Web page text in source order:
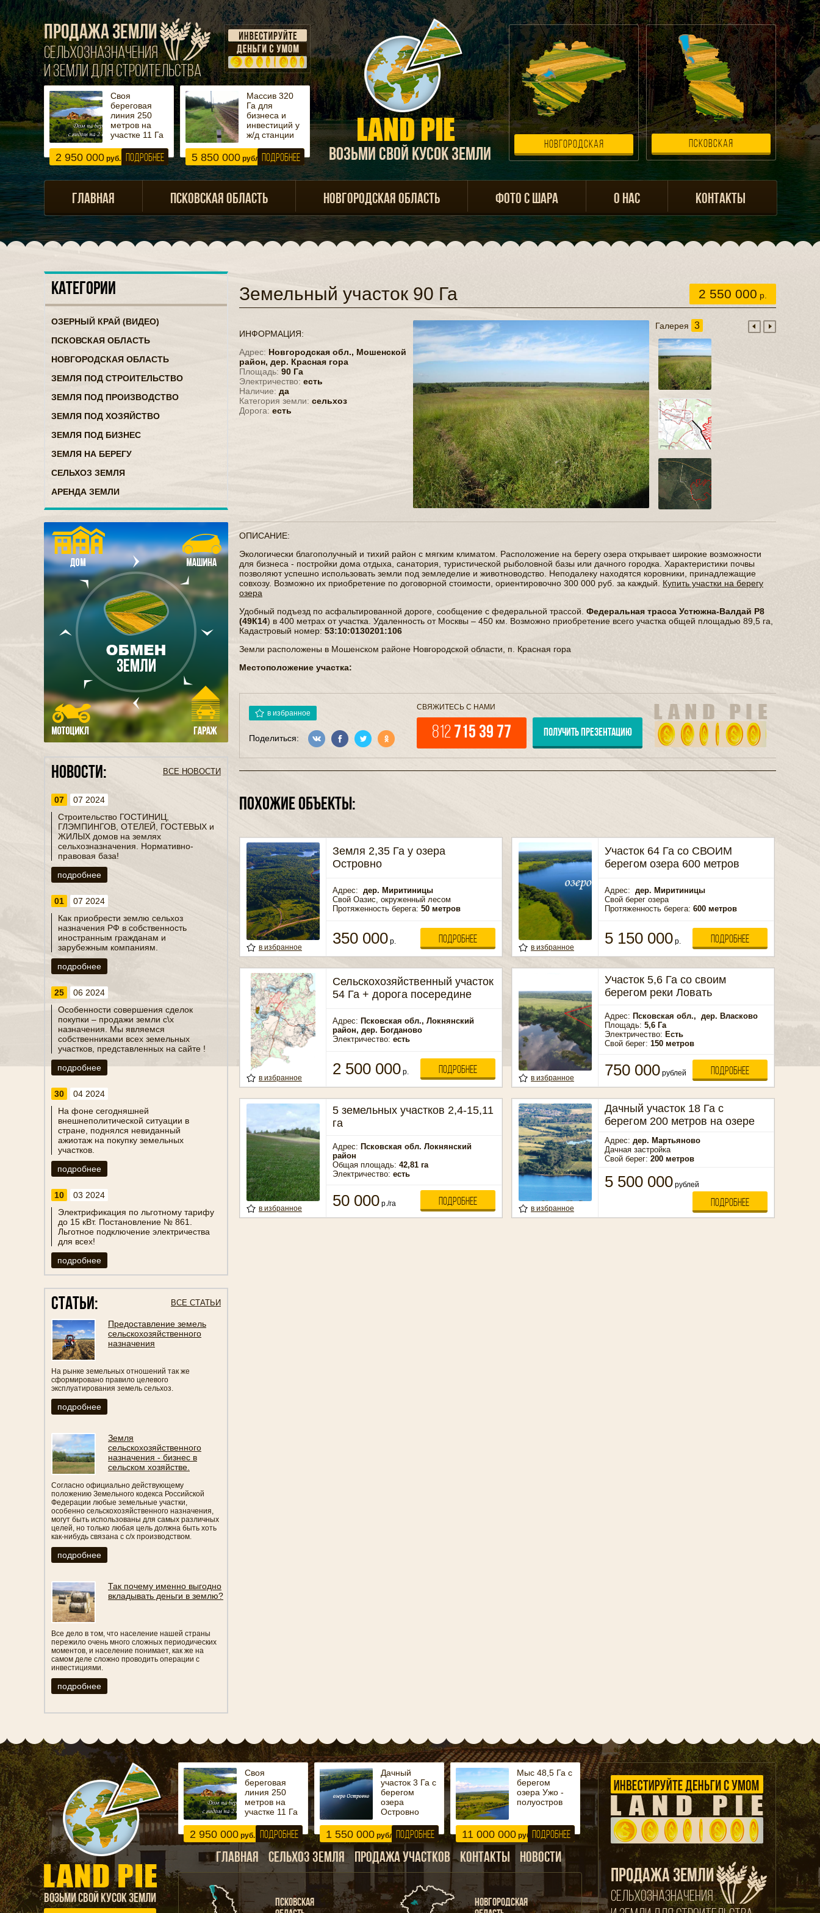
ПРОДАЖА ЗЕМЛИ
СЕЛЬХОЗНАЗНАЧЕНИЯ
И ЗЕМЛИ ДЛЯ СТРОИТЕЛЬСТВА
Своя
береговая
линия 250
метров на
участке 11 Га
2 950 000 руб. ПОДРОБНЕЕ
Массив 320
Га для
бизнеса и
инвестиций у
ж/д станции
5 850 000 рублейПОДРОБНЕЕ ВОЗЬМИ СВОЙ КУСОК ЗЕМЛИ
НОВГОРОДСКАЯ ПСКОВСКАЯ
ГЛАВНАЯ ПСКОВСКАЯ ОБЛАСТЬ НОВГОРОДСКАЯ ОБЛАСТЬ ФОТО С ШАРА О НАС КОНТАКТЫ
КАТЕГОРИИ
ОЗЕРНЫЙ КРАЙ (ВИДЕО)
ПСКОВСКАЯ ОБЛАСТЬ
НОВГОРОДСКАЯ ОБЛАСТЬ
ЗЕМЛЯ ПОД СТРОИТЕЛЬСТВО
ЗЕМЛЯ ПОД ПРОИЗВОДСТВО
ЗЕМЛЯ ПОД ХОЗЯЙСТВО
ЗЕМЛЯ ПОД БИЗНЕС
ЗЕМЛЯ НА БЕРЕГУ
СЕЛЬХОЗ ЗЕМЛЯ
АРЕНДА ЗЕМЛИ
Новости:
07
07 2024
Строительство ГОСТИНИЦ,
ГЛЭМПИНГОВ, ОТЕЛЕЙ, ГОСТЕВЫХ и
ЖИЛЫХ домов на землях
сельхозназначения. Нормативно-
правовая база!
подробнее
01
07 2024
Как приобрести землю сельхоз
назначения РФ в собственность
иностранным гражданам и
зарубежным компаниям.
подробнее
25
06 2024
Особенности совершения сделок
покупки – продажи земли с\х
назначения. Мы являемся
собственниками всех земельных
участков, представленных на сайте !
подробнее
30
04 2024
На фоне сегодняшней
внешнеполитической ситуации в
стране, поднялся невиданный
ажиотаж на покупку земельных
участков.
подробнее
10
03 2024
Электрификация по льготному тарифу
до 15 кВт. Постановление № 861.
Льготное подключение электричества
для всех!
подробнее
ВСЕ НОВОСТИ
Статьи:
Предоставление земель
сельскохозяйственного
назначения
На рынке земельных отношений так же
сформировано правило целевого
эксплуатирования земель сельхоз.
подробнее
Земля
сельскохозяйственного
назначения - бизнес в
сельском хозяйстве.
Согласно официально действующему
положению Земельного кодекса Российской
Федерации любые земельные участки,
особенно сельскохозяйственного назначения,
могут быть использованы для самых различных
целей, но только любая цель должна быть хоть
как-нибудь связана с с/х производством.
подробнее
Так почему именно выгодно
вкладывать деньги в землю?
Все дело в том, что население нашей страны
пережило очень много сложных периодических
моментов, и население понимает, как же на
самом деле сложно проводить операции с
инвестициями.
подробнее
ВСЕ СТАТЬИ
Земельный участок 90 Га 2 550 000 р.
ИНФОРМАЦИЯ:
Адрес: Новгородская обл., Мошенской
район, дер. Красная гора
Площадь: 90 Га
Электричество: есть
Наличие: да
Категория земли: сельхоз
Дорога: есть
Галерея 3
ОПИСАНИЕ:
Экологически благополучный и тихий район с мягким климатом. Расположение на берегу озера открывает широкие возможности
для бизнеса - постройки дома отдыха, санатория, туристической рыболовной базы или дачного городка. Характеристики почвы
позволяют успешно использовать земли под земледелие и животноводство. Неподалеку находятся коровники, принадлежащие
совхозу. Возможно их приобретение по договорной стоимости, ориентировочно 300 000 руб. за каждый. Купить участки на берегу
озера
Удобный подъезд по асфальтированной дороге, сообщение с федеральной трассой. Федеральная трасса Устюжна-Валдай Р8
(49К14) в 400 метрах от участка. Удаленность от Москвы – 450 км. Возможно приобретение всего участка общей площадью 89,5 га,
Кадастровый номер: 53:10:0130201:106
Земли расположены в Мошенском районе Новгородской области, п. Красная гора
Местоположение участка:
в избранное
Поделиться:
СВЯЖИТЕСЬ С НАМИ
812715 39 77 ПОЛУЧИТЬ ПРЕЗЕНТАЦИЮ
ПОХОЖИЕ ОБЪЕКТЫ:
в избранное
Земля 2,35 Га у озера
Островно
Адрес: дер. Миритиницы
Свой Оазис, окруженный лесом
Протяженность берега: 50 метров
350 000 р. ПОДРОБНЕЕ
в избранное
Участок 64 Га со СВОИМ
берегом озера 600 метров
Адрес: дер. Миритиницы
Свой берег озера
Протяженность берега: 600 метров
5 150 000 р. ПОДРОБНЕЕ
в избранное
Сельскохозяйственный участок
54 Га + дорога посередине
Адрес: Псковская обл., Локнянский
район, дер. Богданово
Электричество: есть
2 500 000 р. ПОДРОБНЕЕ
в избранное
Участок 5,6 Га со своим
берегом реки Ловать
Адрес: Псковская обл., дер. Власково
Площадь: 5,6 Га
Электричество: Есть
Свой берег: 150 метров
750 000 рублей ПОДРОБНЕЕ
в избранное
5 земельных участков 2,4-15,11
га
Адрес: Псковская обл. Локнянский
район
Общая площадь: 42,81 га
Электричество: есть
50 000 р./га ПОДРОБНЕЕ
в избранное
Дачный участок 18 Га с
берегом 200 метров на озере
Адрес: дер. Мартьяново
Дачная застройка
Свой берег: 200 метров
5 500 000 рублей
ПОДРОБНЕЕ
ВОЗЬМИ СВОЙ КУСОК ЗЕМЛИ
Своя
береговая
линия 250
метров на
участке 11 Га
2 950 000 руб. ПОДРОБНЕЕ
Дачный
участок 3 Га с
берегом
озера
Островно
1 550 000 рублейПОДРОБНЕЕ
Мыс 48,5 Га с
берегом
озера Ужо -
полуостров
11 000 000 руб. ПОДРОБНЕЕ
ГЛАВНАЯ СЕЛЬХОЗ ЗЕМЛЯ ПРОДАЖА УЧАСТКОВ КОНТАКТЫ НОВОСТИ
ПСКОВСКАЯ
НОВГОРОДСКАЯ
ПРОДАЖА ЗЕМЛИ
СЕЛЬХОЗНАЗНАЧЕНИЯ